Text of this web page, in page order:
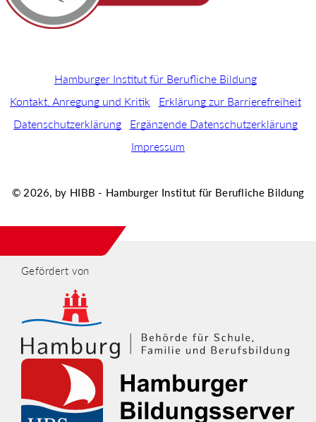
Hamburger Institut für Berufliche Bildung
Kontakt, Anregung und Kritik
Erklärung zur Barrierefreiheit
Datenschutzerklärung
Ergänzende Datenschutzerklärung
Impressum
© 2026, by HIBB - Hamburger Institut für Berufliche Bildung
Gefördert von